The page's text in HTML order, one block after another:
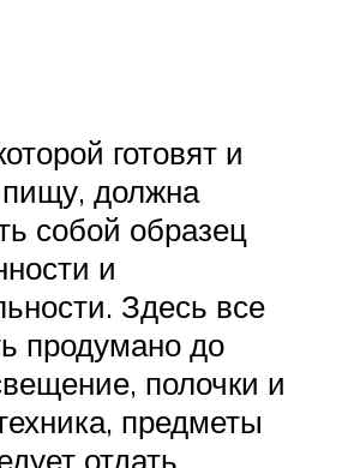
готовят и
должна
собой образец
и
Здесь все
продумано до
полочки и
предметы
отдать